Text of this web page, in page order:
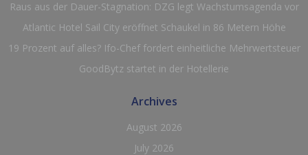
Raus aus der Dauer-Stagnation: DZG legt Wachstumsagenda vor
Atlantic Hotel Sail City eröffnet Schaukel in 86 Metern Höhe
19 Prozent auf alles? Ifo-Chef fordert einheitliche Mehrwertsteuer
GoodBytz startet in der Hotellerie
Archives
August 2026
July 2026